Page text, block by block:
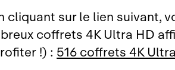
cliquant sur le lien suivant,
coffrets 4K Ultra HD
!) :516 coffrets 4K